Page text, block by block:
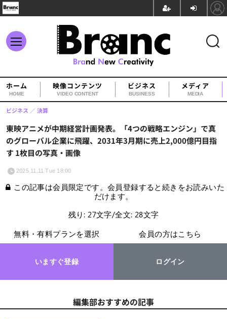
ホーム
HOME
映像コンテンツ
VIDEO CONTENT
ビジネス
BUSINESS
メディア
MEDIA
東映アニメが中期経営計画発表。「4つの戦略エンジン」で真
のグローバル企業に飛躍、2031年3月期に売上2,000億円目指
す 1枚目の写真・画像
ビジネス 決算
2025.11.11 Tue 18:00
この記事は会員限定です。会員登録すると続きをお読みいた
だけます。
残り: 27文字/全文: 28文字
無料・有料プランを選択
いますぐ登録
会員の方はこちら
ログイン
編集部おすすめの記事